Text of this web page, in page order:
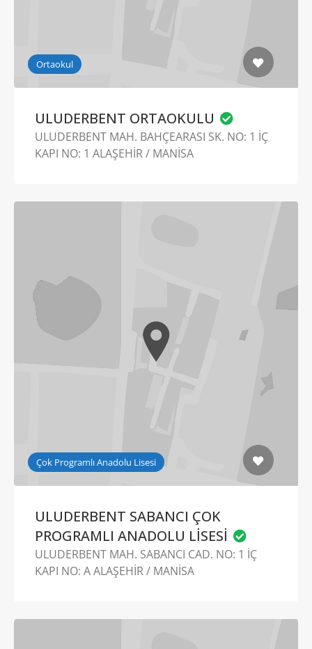
Ortaokul
ULUDERBENT ORTAOKULU
ULUDERBENT MAH. BAHÇEARASI SK. NO: 1 İÇ
KAPI NO: 1 ALAŞEHİR / MANİSA
Çok Programlı Anadolu Lisesi
ULUDERBENT SABANCI ÇOK
PROGRAMLI ANADOLU LİSESİ
ULUDERBENT MAH. SABANCI CAD. NO: 1 İÇ
KAPI NO: A ALAŞEHİR / MANİSA